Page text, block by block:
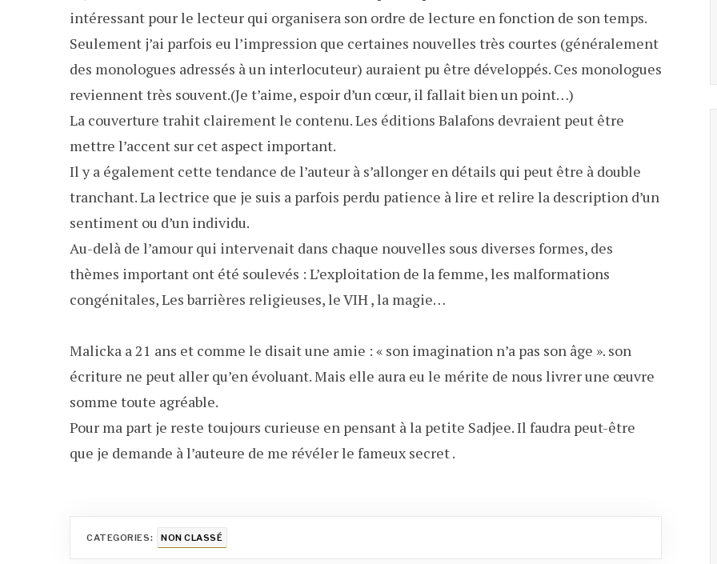
intéressant pour le lecteur qui organisera son ordre de lecture en fonction de son temps.
Seulement j’ai parfois eu l’impression que certaines nouvelles très courtes (généralement
des monologues adressés à un interlocuteur) auraient pu être développés. Ces monologues
reviennent très souvent.(Je t’aime, espoir d’un cœur, il fallait bien un point…)
La couverture trahit clairement le contenu. Les éditions Balafons devraient peut être
mettre l’accent sur cet aspect important.
Il y a également cette tendance de l’auteur à s’allonger en détails qui peut être à double
tranchant. La lectrice que je suis a parfois perdu patience à lire et relire la description d’un
sentiment ou d’un individu.
Au-delà de l’amour qui intervenait dans chaque nouvelles sous diverses formes, des
thèmes important ont été soulevés : L’exploitation de la femme, les malformations
congénitales, Les barrières religieuses, le VIH , la magie…
Malicka a 21 ans et comme le disait une amie : « son imagination n’a pas son âge ». son
écriture ne peut aller qu’en évoluant. Mais elle aura eu le mérite de nous livrer une œuvre
somme toute agréable.
Pour ma part je reste toujours curieuse en pensant à la petite Sadjee. Il faudra peut-être
que je demande à l’auteure de me révéler le fameux secret .
CATEGORIES: NON CLASSÉ